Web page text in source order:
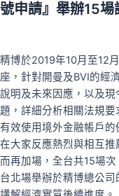
號申請』舉辦15場
精博於2019年10月至12
座，針對開曼及BVI的經
說明及未來因應，以及
題，詳細分析相關法規
有效使用境外金融帳戶的
在大家反應熱烈與相互
而再加場，全台共15場次
台北場舉辦於精博總公